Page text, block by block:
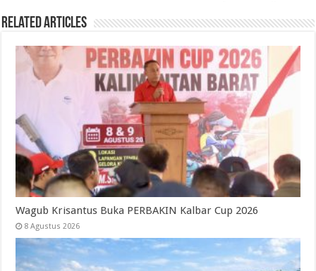
Related Articles
Wagub Krisantus Buka PERBAKIN Kalbar Cup 2026
8 Agustus 2026